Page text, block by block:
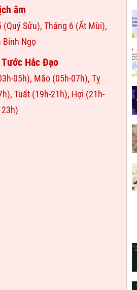
âm
(Quý Sửu), Tháng 6 (Ất Mùi),
Bính Ngọ
Tước Hắc Đạo
05h), Mão (05h-07h), Tỵ
Tuất (19h-21h), Hợi (21h-
23h)